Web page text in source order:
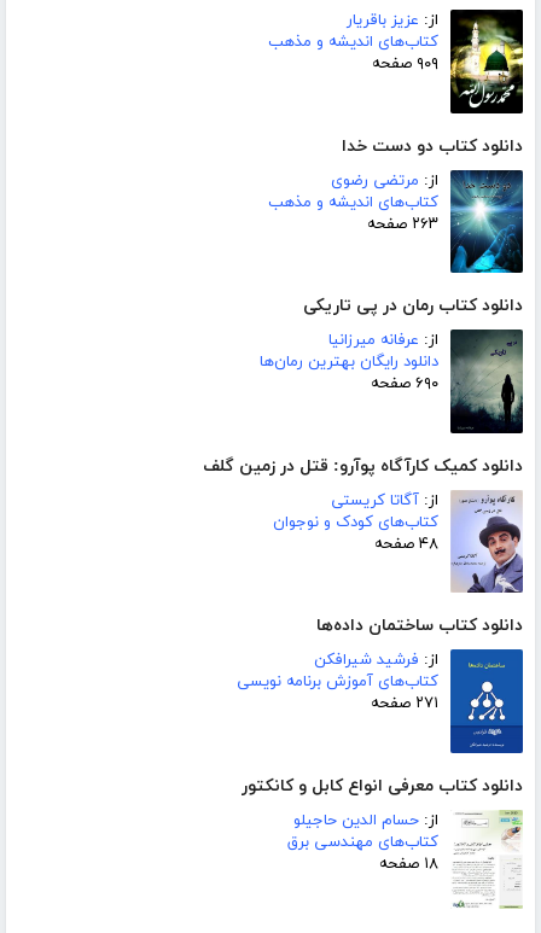
از: عزیز باقریار
کتاب‌های اندیشه و مذهب
۹۰۹ صفحه
دانلود کتاب دو دست خدا
از: مرتضی رضوی
کتاب‌های اندیشه و مذهب
۲۶۳ صفحه
دانلود کتاب رمان در پی تاریکی
از: عرفانه میرزانیا
دانلود رایگان بهترین رمان‌ها
۶۹۰ صفحه
دانلود کمیک کارآگاه پوآرو: قتل در زمین گلف
از: آگاتا کریستی
کتاب‌های کودک و نوجوان
۴۸ صفحه
دانلود کتاب ساختمان داده‌ها
از: فرشید شیرافکن
کتاب‌های آموزش برنامه نویسی
۲۷۱ صفحه
دانلود کتاب معرفی انواع کابل و کانکتور
از: حسام الدین حاجیلو
کتاب‌های مهندسی برق
۱۸ صفحه